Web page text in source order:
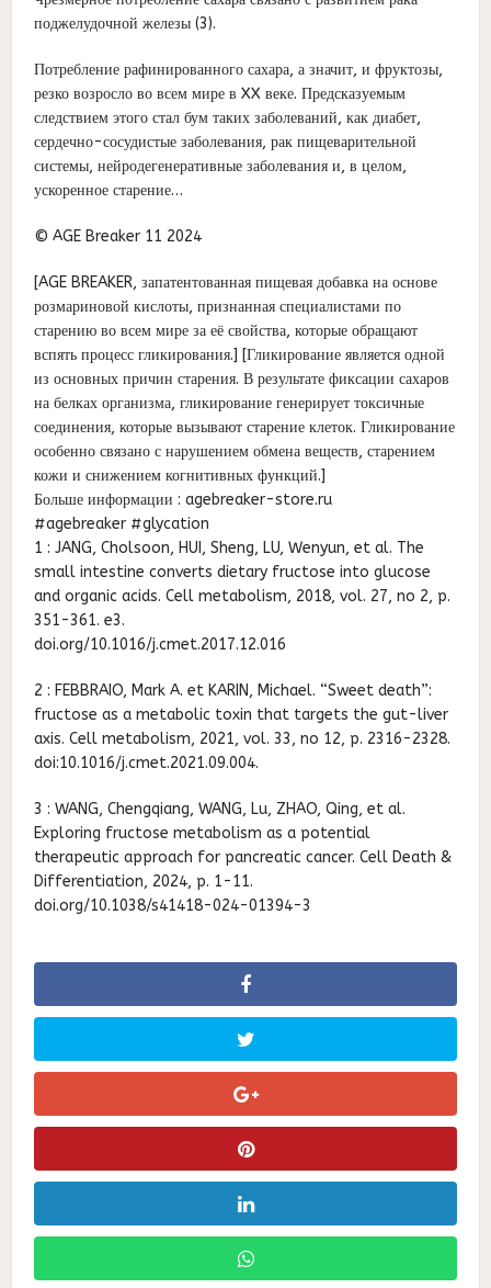
поджелудочной железы (3).
Потребление рафинированного сахара, а значит, и фруктозы,
резко возросло во всем мире в XX веке. Предсказуемым
следствием этого стал бум таких заболеваний, как диабет,
сердечно-сосудистые заболевания, рак пищеварительной
системы, нейродегенеративные заболевания и, в целом,
ускоренное старение…
© AGE Breaker 11 2024
[AGE BREAKER, запатентованная пищевая добавка на основе
розмариновой кислоты, признанная специалистами по
старению во всем мире за её свойства, которые обращают
вспять процесс гликирования.] [Гликирование является одной
из основных причин старения. В результате фиксации сахаров
на белках организма, гликирование генерирует токсичные
соединения, которые вызывают старение клеток. Гликирование
особенно связано с нарушением обмена веществ, старением
кожи и снижением когнитивных функций.]
Больше информации : agebreaker-store.ru
#agebreaker #glycation
1 : JANG, Cholsoon, HUI, Sheng, LU, Wenyun, et al. The
small intestine converts dietary fructose into glucose
and organic acids. Cell metabolism, 2018, vol. 27, no 2, p.
351-361. e3.
doi.org/10.1016/j.cmet.2017.12.016
2 : FEBBRAIO, Mark A. et KARIN, Michael. “Sweet death”:
fructose as a metabolic toxin that targets the gut-liver
axis. Cell metabolism, 2021, vol. 33, no 12, p. 2316-2328.
doi:10.1016/j.cmet.2021.09.004.
3 : WANG, Chengqiang, WANG, Lu, ZHAO, Qing, et al.
Exploring fructose metabolism as a potential
therapeutic approach for pancreatic cancer. Cell Death &
Differentiation, 2024, p. 1-11.
doi.org/10.1038/s41418-024-01394-3